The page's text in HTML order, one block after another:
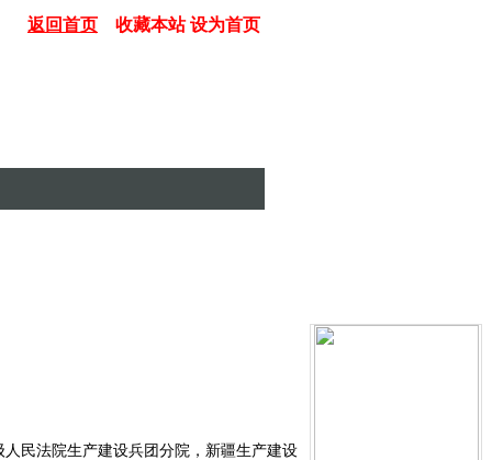
返回首页 收藏本站 设为首页
民法院生产建设兵团分院，新疆生产建设